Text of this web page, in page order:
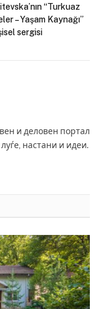
“Turkuaz
– Yaşam Kaynağı”
sergisi
и деловен портал
настани и идеи.